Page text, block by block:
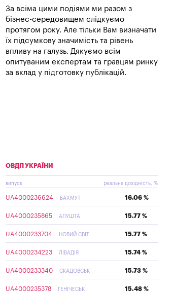
За всіма цими подіями ми разом з
бізнес-середовищем слідкуємо
протягом року. Але тільки Вам визначати
їх підсумкову значимість та рівень
впливу на галузь. Дякуємо всім
опитуваним експертам та гравцям ринку
за вклад у підготовку публікацій.
ОВДП УКРАЇНИ
випуск реальна дохідність, %
UA4000236624 БАХМУТ 16.06 %
UA4000235865 АЛУШТА 15.77 %
UA4000233704 НОВИЙ СВІТ 15.77 %
UA4000234223 ЛІВАДІЯ 15.74 %
UA4000233340 СКАДОВСЬК 15.73 %
UA4000235378 ГЕНІЧЕСЬК 15.48 %